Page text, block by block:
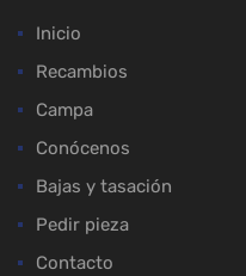
Inicio
Recambios
Campa
Conócenos
Bajas y tasación
Pedir pieza
Contacto